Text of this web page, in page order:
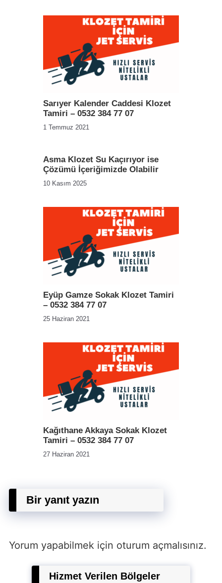
Sarıyer Kalender Caddesi Klozet
Tamiri – 0532 384 77 07
1 Temmuz 2021
Asma Klozet Su Kaçırıyor ise
Çözümü İçeriğimizde Olabilir
10 Kasım 2025
Eyüp Gamze Sokak Klozet Tamiri
– 0532 384 77 07
25 Haziran 2021
Kağıthane Akkaya Sokak Klozet
Tamiri – 0532 384 77 07
27 Haziran 2021
Bir yanıt yazın
Yorum yapabilmek için oturum açmalısınız.
Hizmet Verilen Bölgeler